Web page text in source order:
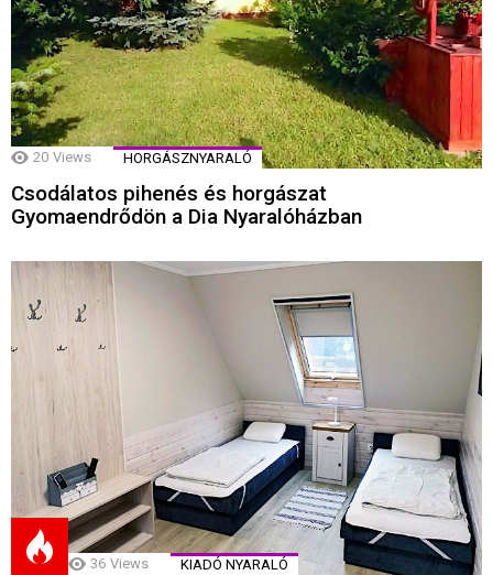
20 Views HORGÁSZNYARALÓ
Csodálatos pihenés és horgászat
Gyomaendrődön a Dia Nyaralóházban
36 Views KIADÓ NYARALÓ